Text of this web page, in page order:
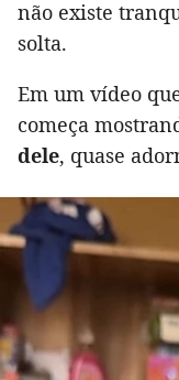
não existe
solta.
Em um vídeo
começa
dele, quase